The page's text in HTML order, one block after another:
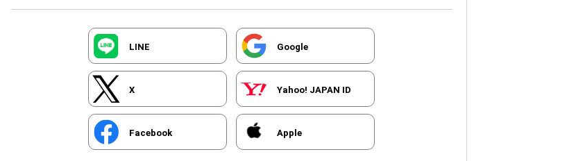
LINE Google
X Yahoo! JAPAN ID
Facebook Apple